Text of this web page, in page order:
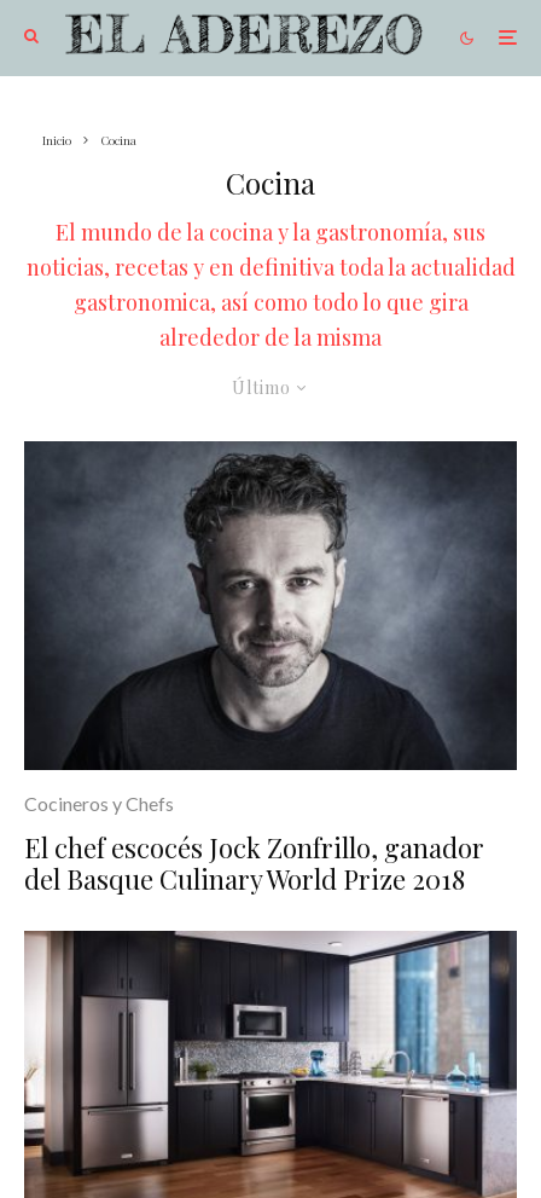
Inicio Cocina
Cocina
El mundo de la cocina y la gastronomía, sus
noticias, recetas y en definitiva toda la actualidad
gastronomica, así como todo lo que gira
alrededor de la misma
Último
Cocineros y Chefs
El chef escocés Jock Zonfrillo, ganador
del Basque Culinary World Prize 2018